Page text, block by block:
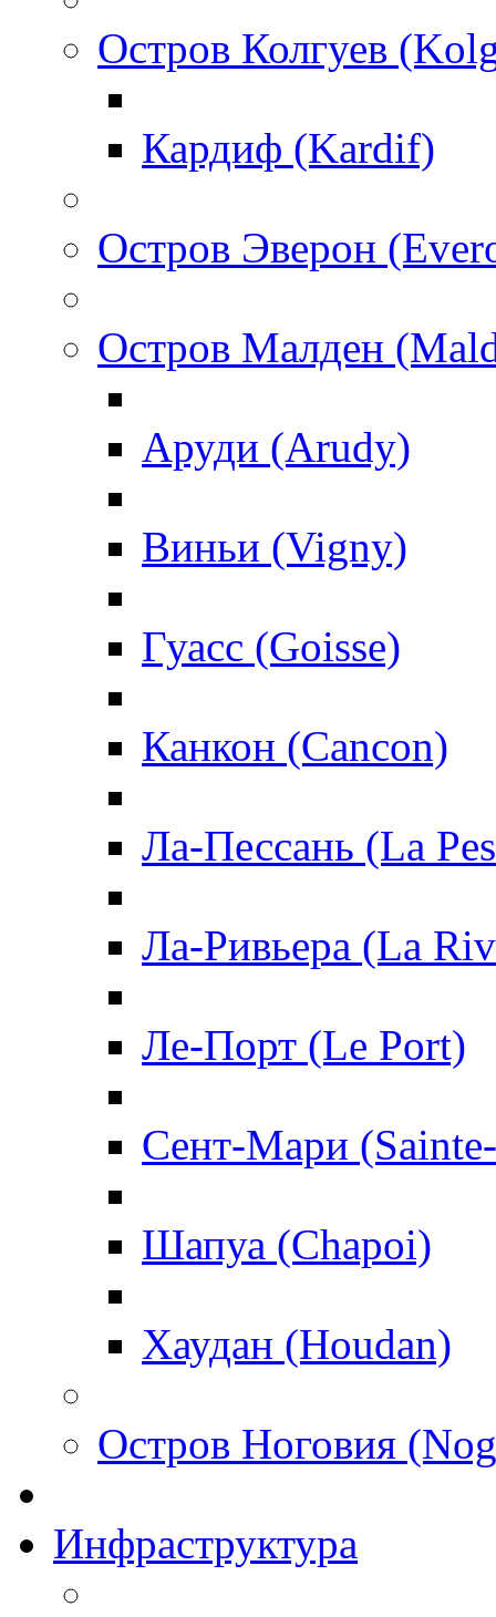
Остров Колгуев
Кардиф (Kardif)
Остров Эверон
Остров Малден
Аруди (Arudy)
Виньи (Vigny)
Гуасс (Goisse)
Канкон (Cancon)
Ла-Пессань (La
Ла-Ривьера (La
Ле-Порт (Le Port)
Сент-Мари
Шапуа (Chapoi)
Хаудан (Houdan)
Остров Ноговия
Инфраструктура